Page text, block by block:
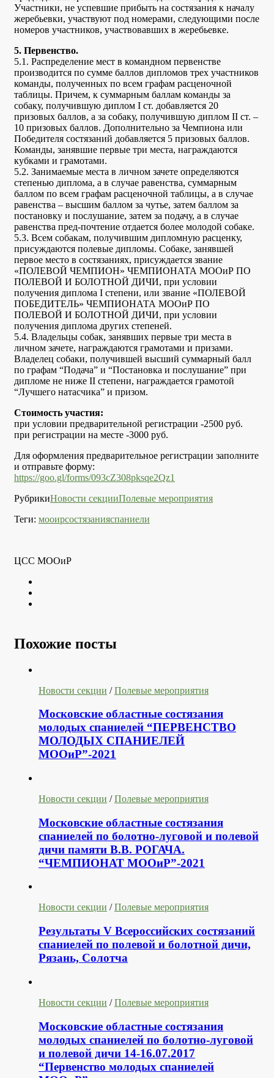
Участники, не успевшие прибыть на состязания к началу
жеребьевки, участвуют под номерами, следующими после
номеров участников, участвовавших в жеребьевке.
5. Первенство.
5.1. Распределение мест в командном первенстве
производится по сумме баллов дипломов трех участников
команды, полученных по всем графам расценочной
таблицы. Причем, к суммарным баллам команды за
собаку, получившую диплом I ст. добавляется 20
призовых баллов, а за собаку, получившую диплом II ст. –
10 призовых баллов. Дополнительно за Чемпиона или
Победителя состязаний добавляется 5 призовых баллов.
Команды, занявшие первые три места, награждаются
кубками и грамотами.
5.2. Занимаемые места в личном зачете определяются
степенью диплома, а в случае равенства, суммарным
баллом по всем графам расценочной таблицы, а в случае
равенства – высшим баллом за чутье, затем баллом за
постановку и послушание, затем за подачу, а в случае
равенства пред-почтение отдается более молодой собаке.
5.3. Всем собакам, получившим дипломную расценку,
присуждаются полевые дипломы. Собаке, занявшей
первое место в состязаниях, присуждается звание
«ПОЛЕВОЙ ЧЕМПИОН» ЧЕМПИОНАТА МООиР ПО
ПОЛЕВОЙ И БОЛОТНОЙ ДИЧИ, при условии
получения диплома I степени, или звание «ПОЛЕВОЙ
ПОБЕДИТЕЛЬ» ЧЕМПИОНАТА МООиР ПО
ПОЛЕВОЙ И БОЛОТНОЙ ДИЧИ, при условии
получения диплома других степеней.
5.4. Владельцы собак, занявших первые три места в
личном зачете, награждаются грамотами и призами.
Владелец собаки, получившей высший суммарный балл
по графам “Подача” и “Постановка и послушание” при
дипломе не ниже II степени, награждается грамотой
“Лучшего натасчика” и призом.
Стоимость участия:
при условии предварительной регистрации -2500 руб.
при регистрации на месте -3000 руб.
Для оформления предварительное регистрации заполните
и отправьте форму:
https://goo.gl/forms/093cZ308pksqe2Qz1
РубрикиНовости секцииПолевые мероприятия
Теги: мооирсостязанияспаниели
ЦСС МООиР
Похожие посты
Новости секции /Полевые мероприятия
Московские областные состязания
молодых спаниелей “ПЕРВЕНСТВО
МОЛОДЫХ СПАНИЕЛЕЙ
МООиР”-2021
Новости секции /Полевые мероприятия
Московские областные состязания
спаниелей по болотно-луговой и полевой
дичи памяти В.В. РОГАЧА.
“ЧЕМПИОНАТ МООиР”-2021
Новости секции /Полевые мероприятия
Результаты V Всероссийских состязаний
спаниелей по полевой и болотной дичи,
Рязань, Солотча
Новости секции /Полевые мероприятия
Московские областные состязания
молодых спаниелей по болотно-луговой
и полевой дичи 14-16.07.2017
“Первенство молодых спаниелей